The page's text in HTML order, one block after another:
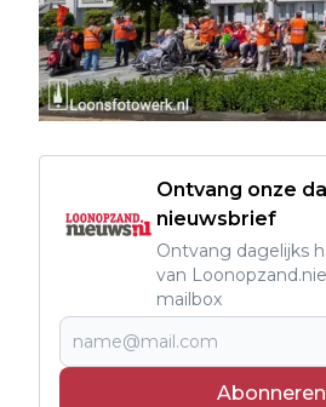
Ontvang onze
nieuwsbrief
Ontvang dagelijks
van
mailbox
Abonneren